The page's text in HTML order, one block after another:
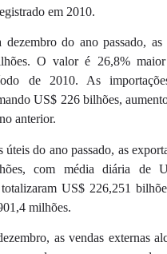
em 2010.
do ano passado, as
O valor é 26,8%
de 2010. As
US$ 226 bilhões,
anterior.
úteis do ano passado, as
com média diária de
US$ 226,251
milhões.
as vendas externas